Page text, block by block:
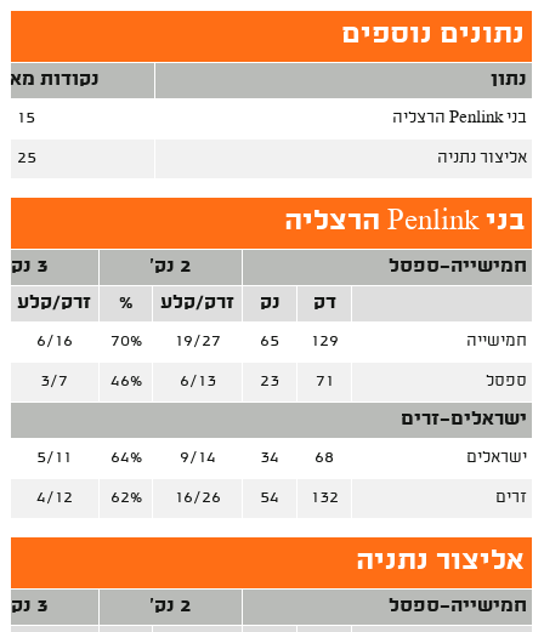
נתונים נוספים
נתון נקודות
בני Penlink הרצליה 15
אליצור נתניה 25
בני Penlink הרצליה
חמישייה-ספסל 2 נק'
3 נק'
דק
נק זרק/קלע % זרק/קלע
חמישייה 129
65
19/27
70%
6/16
ספסל 71
23
6/13
46%
3/7
ישראלים-זרים
ישראלים 68
34
9/14
64%
5/11
זרים 132
54
16/26
62%
4/12
אליצור נתניה
חמישייה-ספסל 2 נק'
3 נק'